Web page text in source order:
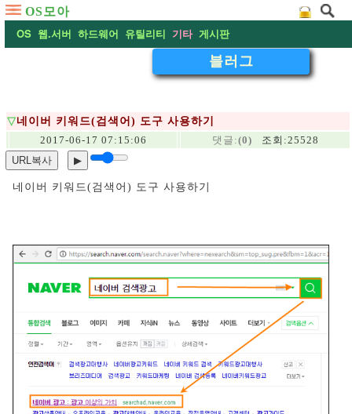
OS모아
OS 웹.서버 하드웨어 유틸리티 기타 게시판
블러그
▽네이버 키워드(검색어) 도구 사용하기
2017-06-17 07:15:06
댓글:(0)
조회:25528
URL복사
▶
네이버 키워드(검색어) 도구 사용하기